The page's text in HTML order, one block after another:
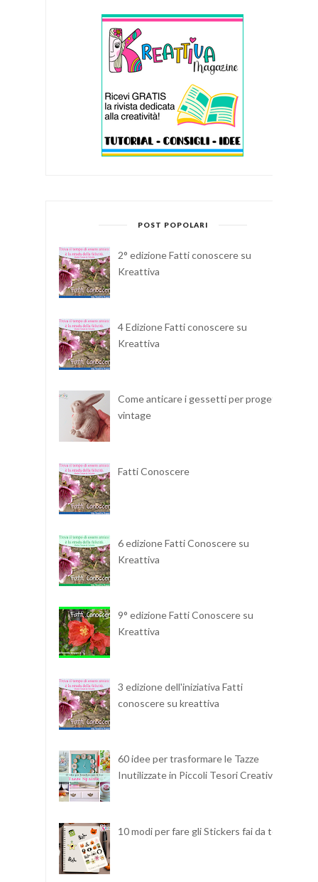
POST POPOLARI
2° edizione Fatti conoscere su
Kreattiva
4 Edizione Fatti conoscere su
Kreattiva
Come anticare i gessetti per progetti
vintage
Fatti Conoscere
6 edizione Fatti Conoscere su
Kreattiva
9° edizione Fatti Conoscere su
Kreattiva
3 edizione dell'iniziativa Fatti
conoscere su kreattiva
60 idee per trasformare le Tazze
Inutilizzate in Piccoli Tesori Creativi
10 modi per fare gli Stickers fai da te